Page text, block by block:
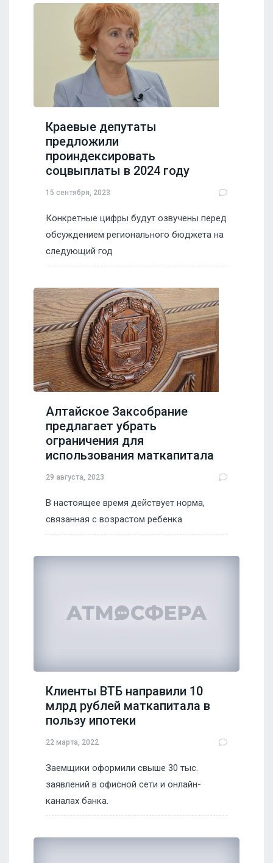
Краевые депутаты
предложили
проиндексировать
соцвыплаты в 2024 году
15 сентября, 2023
Конкретные цифры будут озвучены перед
обсуждением регионального бюджета на
следующий год
Алтайское Заксобрание
предлагает убрать
ограничения для
использования маткапитала
29 августа, 2023
В настоящее время действует норма,
связанная с возрастом ребенка
Клиенты ВТБ направили 10
млрд рублей маткапитала в
пользу ипотеки
22 марта, 2022
Заемщики оформили свыше 30 тыс.
заявлений в офисной сети и онлайн-
каналах банка.